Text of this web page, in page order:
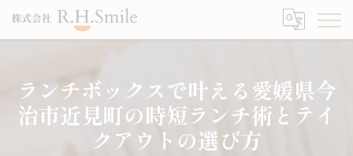
ランチボックスで叶える愛媛県今
治市近見町の時短ランチ術とテイ
クアウトの選び方